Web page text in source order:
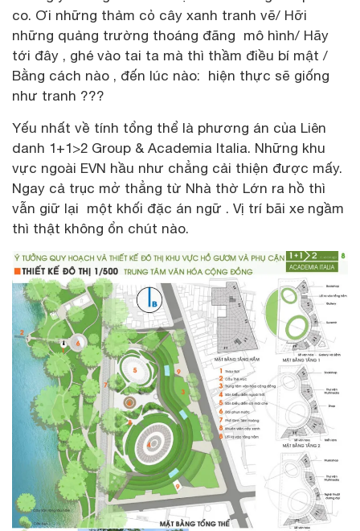
co. Ơi những thảm cỏ cây xanh tranh vẽ/ Hỡi
những quảng trường thoáng đãng mô hình/ Hãy
tới đây , ghé vào tai ta mà thì thầm điều bí mật /
Bằng cách nào , đến lúc nào: hiện thực sẽ giống
như tranh ???
Yếu nhất về tính tổng thể là phương án của Liên
danh 1+1>2 Group & Academia Italia. Những khu
vực ngoài EVN hầu như chẳng cải thiện được mấy.
Ngay cả trục mở thẳng từ Nhà thờ Lớn ra hồ thì
vẫn giữ lại một khối đặc án ngữ . Vị trí bãi xe ngầm
thì thật không ổn chút nào.